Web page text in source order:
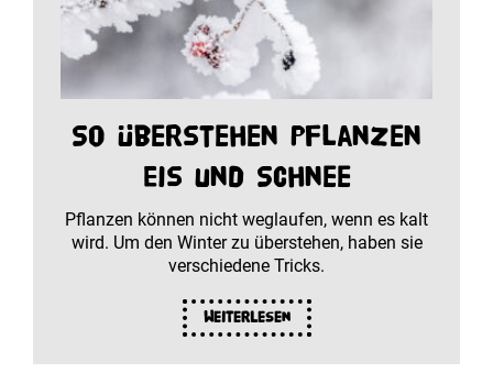
So überstehen Pflanzen
Eis und Schnee
Pflanzen können nicht weglaufen, wenn es kalt
wird. Um den Winter zu überstehen, haben sie
verschiedene Tricks.
Weiterlesen